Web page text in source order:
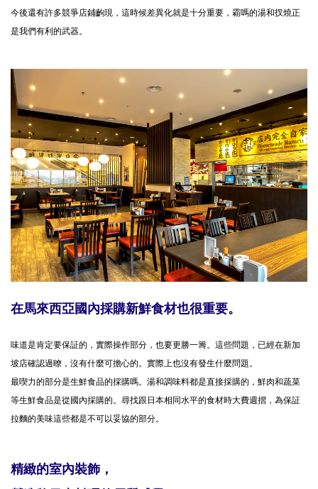
今後還有許多競爭店鋪齣現，這時候差異化就是十分重要，霸嗎的湯和扠燒正
是我們有利的武器。
在馬來西亞國內採購新鮮食材也很重要。
味道是肯定要保証的，實際操作部分，也要更勝一籌。這些問題，已經在新加
坡店確認過暸，沒有什麼可擔心的。實際上也沒有發生什麼問題。
最喫力的部分是生鮮食品的採購嗎。湯和調味料都是直接採購的，鮮肉和蔬菜
等生鮮食品是從國內採購的。尋找跟日本相同水平的食材時大費週摺，為保証
拉麵的美味這些都是不可以妥協的部分。
精緻的室內裝飾，